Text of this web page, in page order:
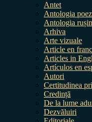
Antet
Antologia
Antologia
Arhiva
Arte vizuale
Article en
Articles in
Artículos en
Autori
Certitudinea
Credință
De la lume
Dezvăluiri